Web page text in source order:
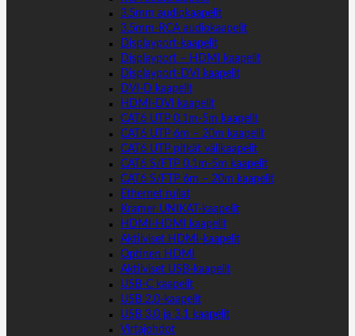
3.5mm audiokaapelit
3.5mm-RCA audiokaapelit
Displayport-kaapelit
Displayport – HDMI kaapelit
Displayport-DVI kaapelit
DVI-D kaapelit
HDMI-DVI kaapelit
CAT6 UTP 0.1m-5m kaapelit
CAT6 UTP 6m – 20m kaapelit
CAT6 UTP pitkät välikaapelit
CAT6 S/FTP 0.1m-5m kaapelit
CAT6 S/FTP 6m – 20m kaapelit
Ethernet rullat
Kramer UNIKAT-kaapelit
HDMI-HDMI kaapelit
Aktiiviset HDMI-kaapelit
Optinen HDMI
Aktiiviset USB-kaapelit
USB-C kaapelit
USB 2.0-kaapelit
USB 3.0 ja 3.1 kaapelit
Virtajohdot